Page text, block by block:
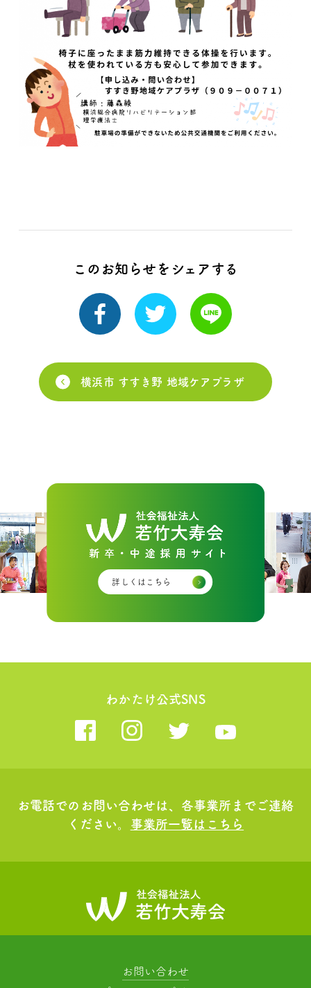
このお知らせをシェアする
横浜市 すすき野 地域ケアプラザ
詳しくはこちら
わかたけ公式SNS
お電話でのお問い合わせは、各事業所までご連絡
ください。 事業所一覧はこちら
お問い合わせ